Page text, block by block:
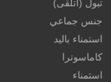
تبول (أتلقى)
جنس جماعي
استمناء باليد
كاماسوترا
استمناء